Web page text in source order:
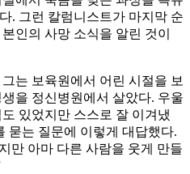
. 그런 칼럼니스트가 마지막 순
인의 사망 소식을 알린 것이
는 보육원에서 어린 시절을 보
을 정신병원에서 살았다. 우울
있었지만 스스로 잘 이겨냈
묻는 질문에 이렇게 대답했다.
만 아마 다른 사람을 웃게 만들